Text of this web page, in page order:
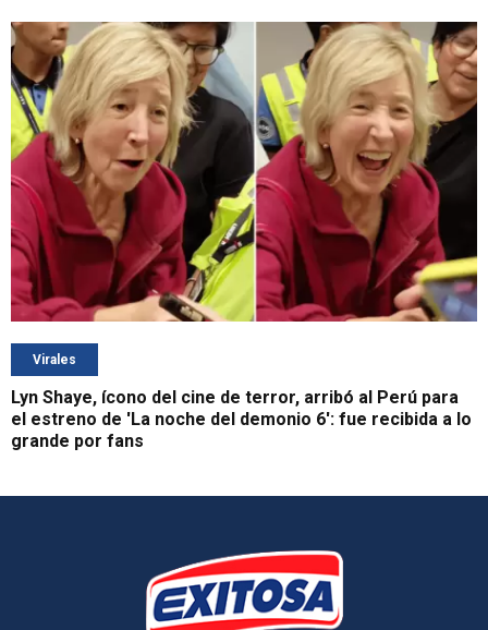
Virales
Lyn Shaye, ícono del cine de terror, arribó al Perú para
el estreno de 'La noche del demonio 6': fue recibida a lo
grande por fans